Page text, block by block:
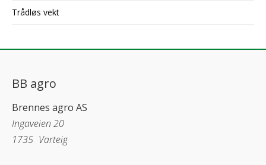
Trådløs vekt
BB agro
Brennes agro AS
Ingaveien 20
1735 Varteig